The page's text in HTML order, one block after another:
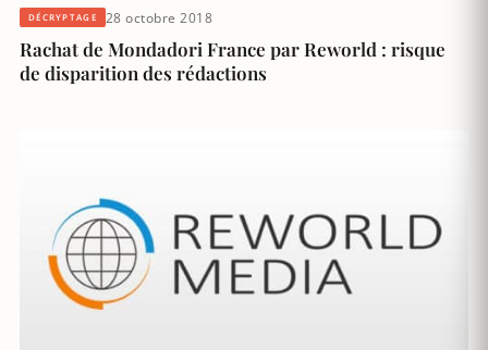
DÉCRYPTAGE 28 octobre 2018
Rachat de Mondadori France par Reworld : risque
de disparition des rédactions